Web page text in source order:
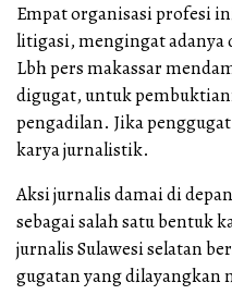
Empat organisasi profesi
litigasi, mengingat adanya
Lbh pers makassar
digugat, untuk
pengadilan. Jika
karya jurnalistik.
Aksi jurnalis damai di
sebagai salah satu bentuk
jurnalis Sulawesi selatan
gugatan yang dilayangkan